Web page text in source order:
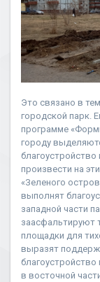
Это связано в
городской парк.
программе
городу
благоустройство
произвести на
«Зеленого
выполнят
западной части
заасфальтируют
площадки для
выразят
благоустройство
в восточной